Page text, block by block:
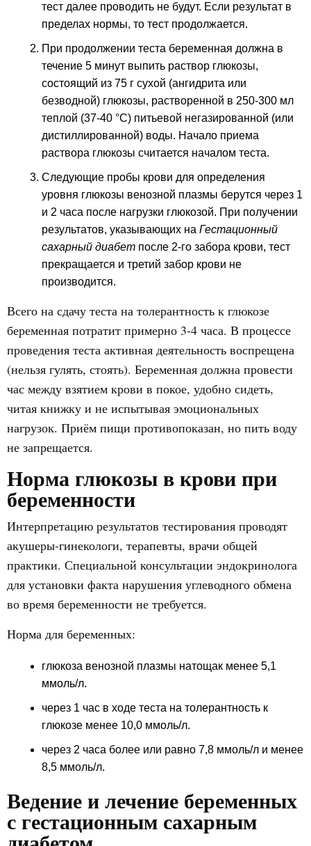
тест далее проводить не будут. Если результат в
пределах нормы, то тест продолжается.
При продолжении теста беременная должна в
течение 5 минут выпить раствор глюкозы,
состоящий из 75 г сухой (ангидрита или
безводной) глюкозы, растворенной в 250-300 мл
теплой (37-40 °С) питьевой негазированной (или
дистиллированной) воды. Начало приема
раствора глюкозы считается началом теста.
Следующие пробы крови для определения
уровня глюкозы венозной плазмы берутся через 1
и 2 часа после нагрузки глюкозой. При получении
результатов, указывающих на Гестационный
сахарный диабет после 2-го забора крови, тест
прекращается и третий забор крови не
производится.
Всего на сдачу теста на толерантность к глюкозе
беременная потратит примерно 3-4 часа. В процессе
проведения теста активная деятельность воспрещена
(нельзя гулять, стоять). Беременная должна провести
час между взятием крови в покое, удобно сидеть,
читая книжку и не испытывая эмоциональных
нагрузок. Приём пищи противопоказан, но пить воду
не запрещается.
Норма глюкозы в крови при
беременности
Интерпретацию результатов тестирования проводят
акушеры-гинекологи, терапевты, врачи общей
практики. Специальной консультации эндокринолога
для установки факта нарушения углеводного обмена
во время беременности не требуется.
Норма для беременных:
глюкоза венозной плазмы натощак менее 5,1
ммоль/л.
через 1 час в ходе теста на толерантность к
глюкозе менее 10,0 ммоль/л.
через 2 часа более или равно 7,8 ммоль/л и менее
8,5 ммоль/л.
Ведение и лечение беременных
с гестационным сахарным